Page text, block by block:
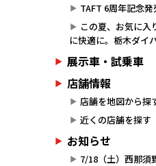
TAFT 6周年記念
この夏、お気に入
に快適に。栃木ダイ
展示車・試乗車
店舗情報
店舗を地図から探
近くの店舗を探す
お知らせ
7/18（土）西那須